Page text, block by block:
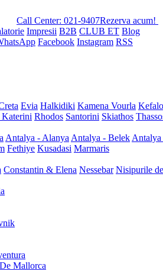
Call Center: 021-9407Rezerva acum!
Impresii B2B CLUB ET Blog
Facebook Instagram RSS
Evia Halkidiki Kamena Vourla
Katerini Rhodos Santorini Skiathos
Antalya - Alanya Antalya - Belek
Fethiye Kusadasi Marmaris
Constantin & Elena Nessebar Nisipurile
Mallorca